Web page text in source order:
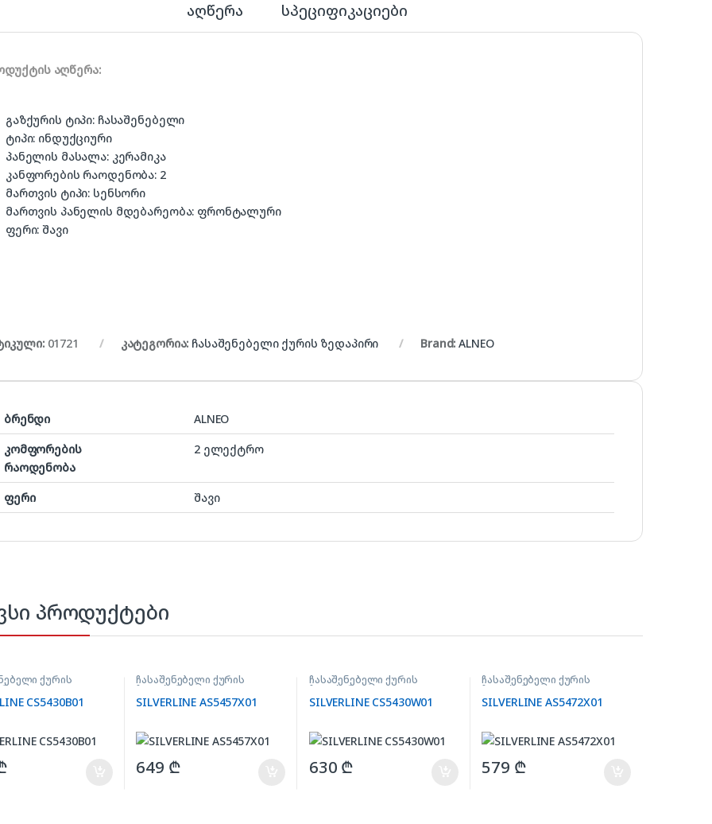
აღწერა სპეციფიკაციები
აღწერა:
გაზქურის ტიპი: ჩასაშენებელი
ტიპი: ინდუქციური
პანელის მასალა: კერამიკა
კანფორების რაოდენობა: 2
მართვის ტიპი: სენსორი
მართვის პანელის მდებარეობა: ფრონტალური
ფერი: შავი
01721 კატეგორია: ჩასაშენებელი ქურის ზედაპირი Brand:ALNEO
ბრენდი
ALNEO
კომფორების
რაოდენობა
2 ელექტრო
ფერი შავი
პროდუქტები
ქურის
CS5430B01
ჩასაშენებელი ქურის
ზედაპირი
SILVERLINE AS5457X01
649 ₾
ჩასაშენებელი ქურის
ზედაპირი
SILVERLINE CS5430W01
630 ₾
ჩასაშენებელი ქურის
ზედაპირი
SILVERLINE AS5472X01
579 ₾